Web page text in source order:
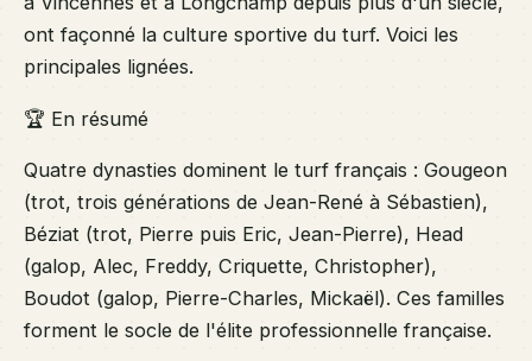
ont façonné la culture sportive du turf. Voici les
principales lignées.
🏆 En résumé
Quatre dynasties dominent le turf français : Gougeon
(trot, trois générations de Jean-René à Sébastien),
Béziat (trot, Pierre puis Eric, Jean-Pierre), Head
(galop, Alec, Freddy, Criquette, Christopher),
Boudot (galop, Pierre-Charles, Mickaël). Ces familles
forment le socle de l'élite professionnelle française.